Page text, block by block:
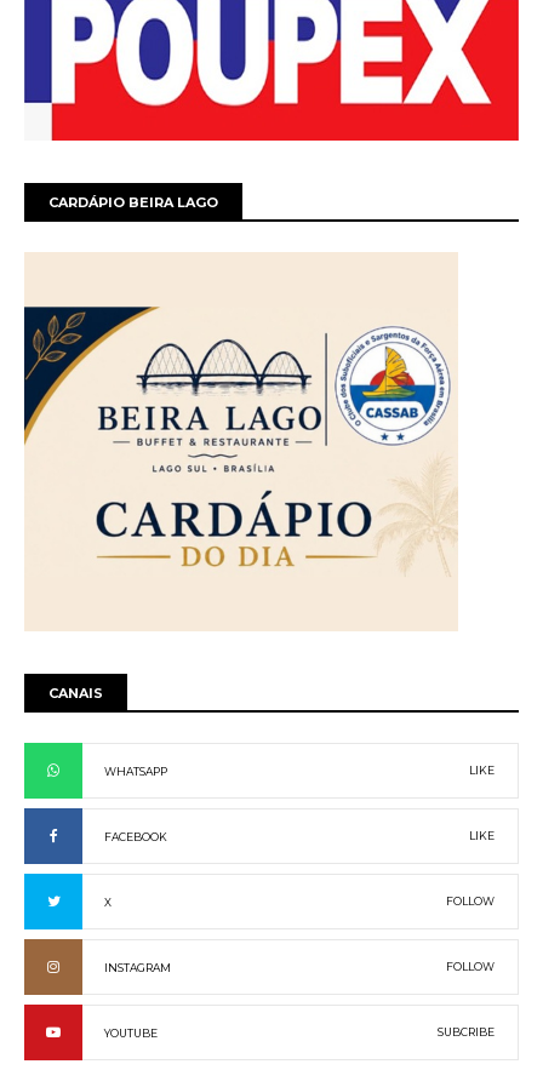
CARDÁPIO BEIRA LAGO
CANAIS
WHATSAPP LIKE
FACEBOOK LIKE
X FOLLOW
INSTAGRAM FOLLOW
YOUTUBE SUBCRIBE